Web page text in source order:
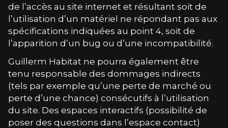
de l’accès au site internet et résultant soit de
l’utilisation d’un matériel ne répondant pas aux
spécifications indiquées au point 4, soit de
l’apparition d’un bug ou d’une incompatibilité.
Guillerm Habitat ne pourra également être
tenu responsable des dommages indirects
(tels par exemple qu’une perte de marché ou
perte d’une chance) consécutifs à l’utilisation
du site. Des espaces interactifs (possibilité de
poser des questions dans l’espace contact)